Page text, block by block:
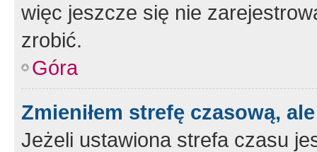
więc jeszcze się nie
zrobić.
Góra
Zmieniłem strefę czasową,
Jeżeli ustawiona strefa czasu